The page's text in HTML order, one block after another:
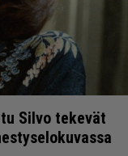
Silvo tekevät